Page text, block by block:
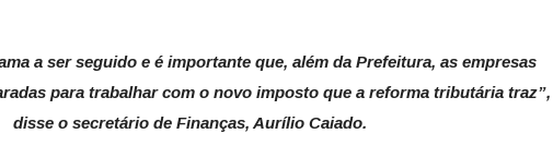
a ser seguido e é importante que, além da Prefeitura, as empresas
para trabalhar com o novo imposto que a reforma tributária traz”,
disse o secretário de Finanças, Aurílio Caiado.